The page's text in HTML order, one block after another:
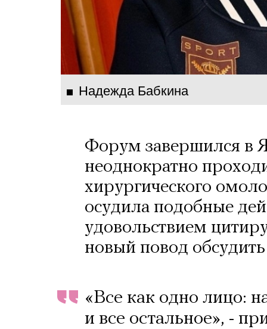
Надежда Бабкина
Форум завершился в
неоднократно
хирургического
осудила подобные
удовольствием
новый повод
«Все как одно лицо:
и все остальное», -